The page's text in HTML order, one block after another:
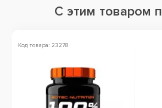
С этим товаром
Код товара: 23278